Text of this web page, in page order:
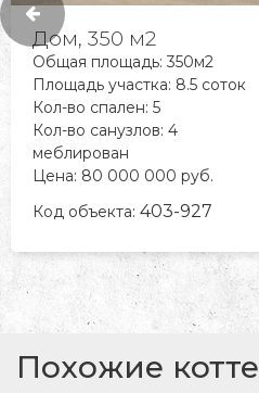
Дом, 477 м2
Общая площадь: 477м2
Площадь участка: 15 соток
Кол-во спален: 4
Кол-во санузлов: 4
Цена: 150 000 000 руб.
Код объекта:
403-135
Похожие